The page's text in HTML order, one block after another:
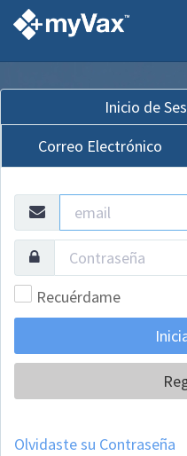
Inicio de
Correo Electrónico
Recuérdame
Olvidaste su Contraseña